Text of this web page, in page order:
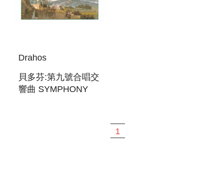
Drahos
貝多芬:第九號合唱交
響曲 SYMPHONY
1